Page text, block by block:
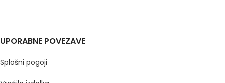
UPORABNE POVEZAVE
Splošni pogoji